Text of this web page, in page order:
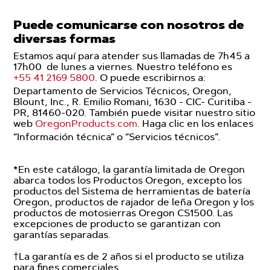
Puede comunicarse con nosotros de
diversas formas
Estamos aquí para atender sus llamadas de 7h45 a
17h00 de lunes a viernes. Nuestro teléfono es
+55 41 2169 5800. O puede escribirnos a:
Departamento de Servicios Técnicos, Oregon,
Blount, Inc., R. Emilio Romani, 1630 - CIC- Curitiba -
PR, 81460-020. También puede visitar nuestro sitio
web OregonProducts.com. Haga clic en los enlaces
“Información técnica” o “Servicios técnicos”.
*En este catálogo, la garantía limitada de Oregon
abarca todos los Productos Oregon, excepto los
productos del Sistema de herramientas de batería
Oregon, productos de rajador de leña Oregon y los
productos de motosierras Oregon CS1500. Las
excepciones de producto se garantizan con
garantías separadas.
†La garantía es de 2 años si el producto se utiliza
para fines comerciales.